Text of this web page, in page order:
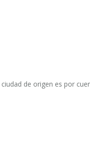
de origen es por